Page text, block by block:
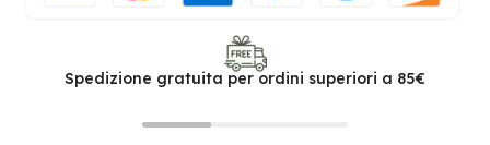
Spedizione gratuita per ordini superiori a 85€